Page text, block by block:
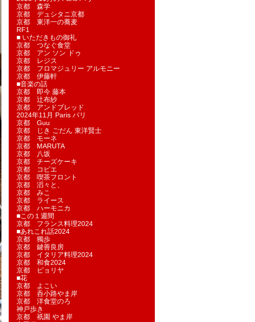
京都 森学
京都 デュシタニ京都
京都 東洋一の蕎麦
RF1
■ いただきもの御礼
京都 つなぐ食堂
京都 アン ソン ドゥ
京都 レジス
京都 フロマジュリー アルモニー
京都 伊藤軒
■音楽の話
京都 即今 藤本
京都 辻布紗
京都 アンドブレッド
2024年11月 Paris パリ
京都 Guu
京都 じき ごだん 東洋賢士
京都 モーネ
京都 MARUTA
京都 八坂
京都 チーズケーキ
京都 コピエ
京都 喫茶フロント
京都 滔々と、
京都 みこ
京都 ライース
京都 ハーモニカ
■この１週間
京都 フランス料理2024
■あれこれ話2024
京都 獨歩
京都 鍵善良房
京都 イタリア料理2024
京都 和食2024
京都 ピョリヤ
■花
京都 よこい
京都 呑小路やま岸
京都 洋食堂のろ
神戸歩き
京都 祇園 やま岸